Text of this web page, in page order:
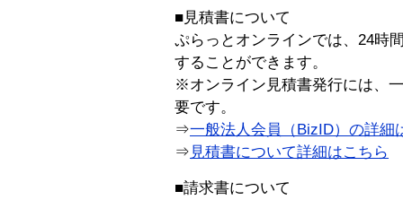
■見積書について
ぷらっとオンラインでは、24時
することができます。
※オンライン見積書発行には、
要です。
⇒一般法人会員（BizID）の詳細
⇒ 見積書について詳細はこちら
■請求書について